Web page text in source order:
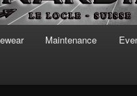
Maintenance